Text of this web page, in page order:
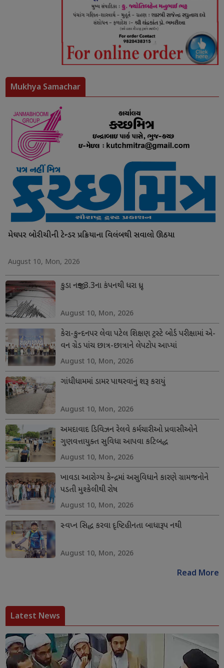
Mukhya Samachar
મેઘપર બોરીચીની ટેન્ડર પ્રક્રિયાના વિલંબથી સવાલો ઊઠયા
August 10, Mon, 2026
કુડા નજીક 3.3ના કંપનથી ધરા ધ્રૂજી
August 10, Mon, 2026
કેરા-કુન્દનપર લેવા પટેલ શિક્ષણ ટ્રસ્ટે બોર્ડ પરીક્ષામાં એ-
વન ગ્રેડ પાંચ છાત્ર-છાત્રાને લેપટોપ આપ્યાં
August 10, Mon, 2026
ગાંધીધામમાં ડામર પાથરવાનું શરૂ કરાયું
August 10, Mon, 2026
અમદાવાદ ડિવિઝન રેલવે કર્મચારીઓ પ્રવાસીઓને
ગુણવત્તાયુક્ત સુવિધા આપવા કટિબદ્ધ
August 10, Mon, 2026
ખાવડા આરોગ્ય કેન્દ્રમાં અસુવિધાને કારણે ગ્રામજનોને
પડતી મુશ્કેલીથી રોષ
August 10, Mon, 2026
સ્વપ્ન સિદ્ધ કરવા દૃષ્ટિહીનતા બાધારૂપ નથી
August 10, Mon, 2026
Read More
Latest News